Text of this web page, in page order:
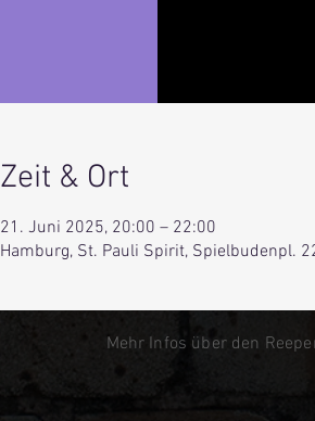
Zeit & Ort
21. Juni 2025, 20:00 – 22:00
Hamburg, St. Pauli Spirit, Spielbudenpl.
Mehr Infos über den